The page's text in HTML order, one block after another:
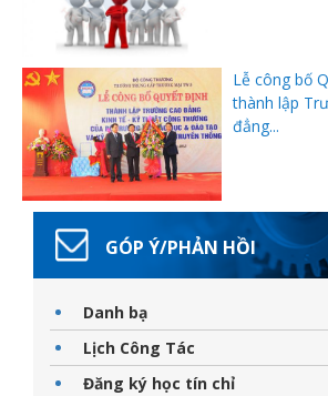
Lễ công bố
thành lập
đẳng...
GÓP Ý/PHẢN HỒI
Danh bạ
Lịch Công Tác
Đăng ký học tín chỉ